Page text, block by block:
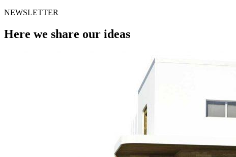
NEWSLETTER
Here we share our ideas